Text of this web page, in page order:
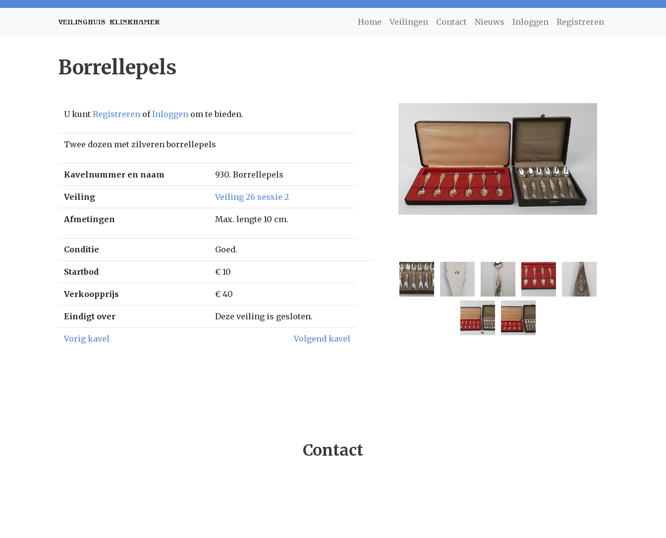
Home Veilingen Contact Nieuws Inloggen Registreren
Borrellepels
U kunt Registreren ofInloggen om te bieden.
Twee dozen met zilveren borrellepels
Kavelnummer en naam 930. Borrellepels
Veiling Veiling 26 sessie 2
Afmetingen Max. lengte 10 cm.
Conditie Goed.
Startbod € 10
Verkoopprijs € 40
Eindigt over Deze veiling is gesloten.
Vorig kavel Volgend kavel
Contact